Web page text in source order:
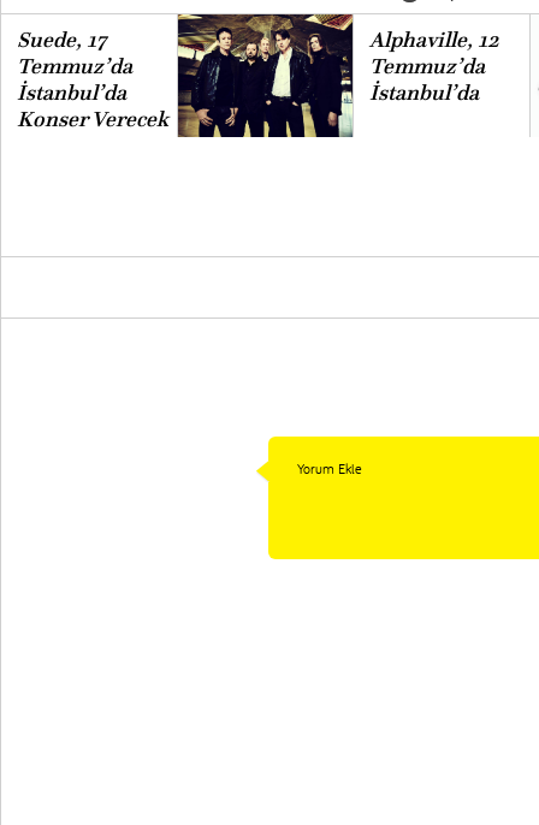
Suede, 17
Temmuz’da
İstanbul’da
Konser Verecek
Alphaville, 12
Temmuz’da
İstanbul’da